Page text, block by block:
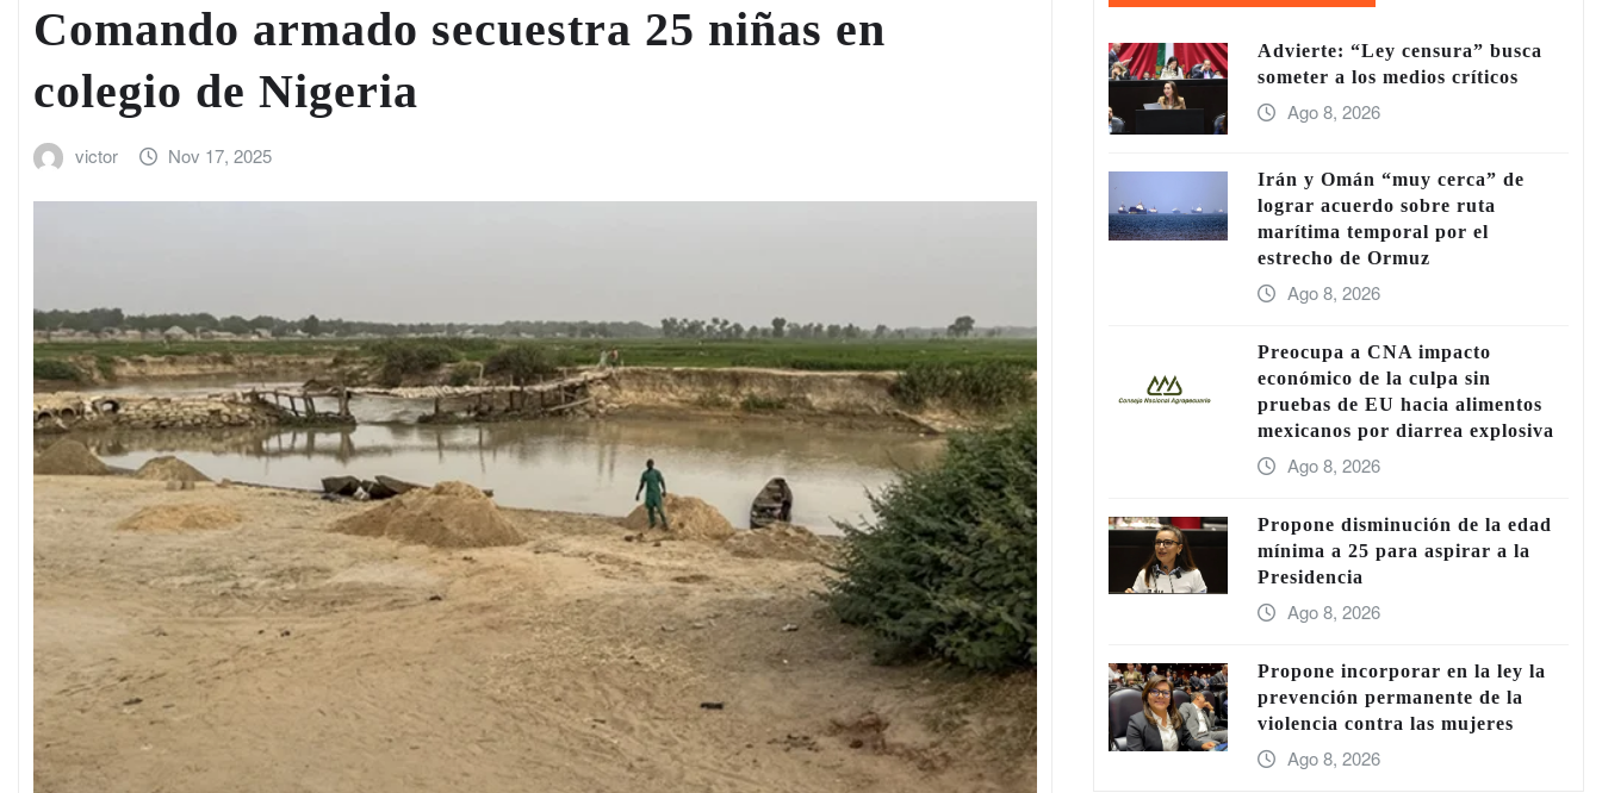
Comando armado secuestra 25 niñas en
colegio de Nigeria
victor Nov 17, 2025
Advierte: “Ley censura” busca
someter a los medios críticos
Ago 8, 2026
Irán y Omán “muy cerca” de
lograr acuerdo sobre ruta
marítima temporal por el
estrecho de Ormuz
Ago 8, 2026
Preocupa a CNA impacto
económico de la culpa sin
pruebas de EU hacia alimentos
mexicanos por diarrea explosiva
Ago 8, 2026
Propone disminución de la edad
mínima a 25 para aspirar a la
Presidencia
Ago 8, 2026
Propone incorporar en la ley la
prevención permanente de la
violencia contra las mujeres
Ago 8, 2026